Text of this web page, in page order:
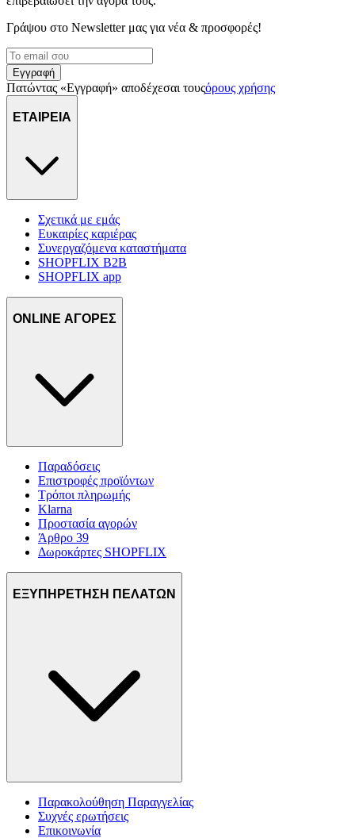
διαφημίσεις και περιεχόμενο, την καλύτερη εικόνα του κοινού
μας και την ανάπτυξη προϊόντων. Επίσης, κοινοποιούμε
τοποθεσίας μας στους συνεργάτες μέσων κοινωνικής
δικτύωσης, διαφημίσεων και ανάλυσης.
Γράψου στο Νewsletter μας για νέα & προσφορές!
Εγγραφή
Πατώντας «Εγγραφή» αποδέχεσαι τουςόρους χρήσης
ΕΤΑΙΡΕΙΑ
Σχετικά με εμάς
Ευκαιρίες καριέρας
Συνεργαζόμενα καταστήματα
SHOPFLIX B2B
SHOPFLIX app
ONLINE ΑΓΟΡΕΣ
Παραδόσεις
Επιστροφές προϊόντων
Τρόποι πληρωμής
Klarna
Προστασία αγορών
Άρθρο 39
Δωροκάρτες SHOPFLIX
ΕΞΥΠΗΡΕΤΗΣΗ ΠΕΛΑΤΩΝ
Παρακολούθηση Παραγγελίας
Συχνές ερωτήσεις
Επικοινωνία